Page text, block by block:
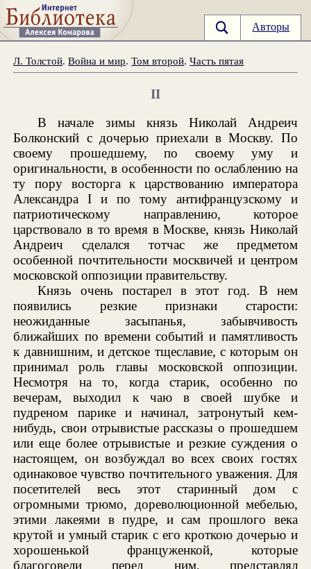
Авторы
Л. Толстой.Война и мир.Том второй.Часть пятая
II
В начале зимы князь Николай Андреич
Болконский с дочерью приехали в Москву. По
своему прошедшему, по своему уму и
оригинальности, в особенности по ослаблению на
ту пору восторга к царствованию императора
Александра I и по тому антифранцузскому и
патриотическому направлению, которое
царствовало в то время в Москве, князь Николай
Андреич сделался тотчас же предметом
особенной почтительности москвичей и центром
московской оппозиции правительству.
Князь очень постарел в этот год. В нем
появились резкие признаки старости:
неожиданные засыпанья, забывчивость
ближайших по времени событий и памятливость
к давнишним, и детское тщеславие, с которым он
принимал роль главы московской оппозиции.
Несмотря на то, когда старик, особенно по
вечерам, выходил к чаю в своей шубке и
пудреном парике и начинал, затронутый кем-
нибудь, свои отрывистые рассказы о прошедшем
или еще более отрывистые и резкие суждения о
настоящем, он возбуждал во всех своих гостях
одинаковое чувство почтительного уважения. Для
посетителей весь этот старинный дом с
огромными трюмо, дореволюционной мебелью,
этими лакеями в пудре, и сам прошлого века
крутой и умный старик с его кроткою дочерью и
хорошенькой француженкой, которые
благоговели перед ним, представлял